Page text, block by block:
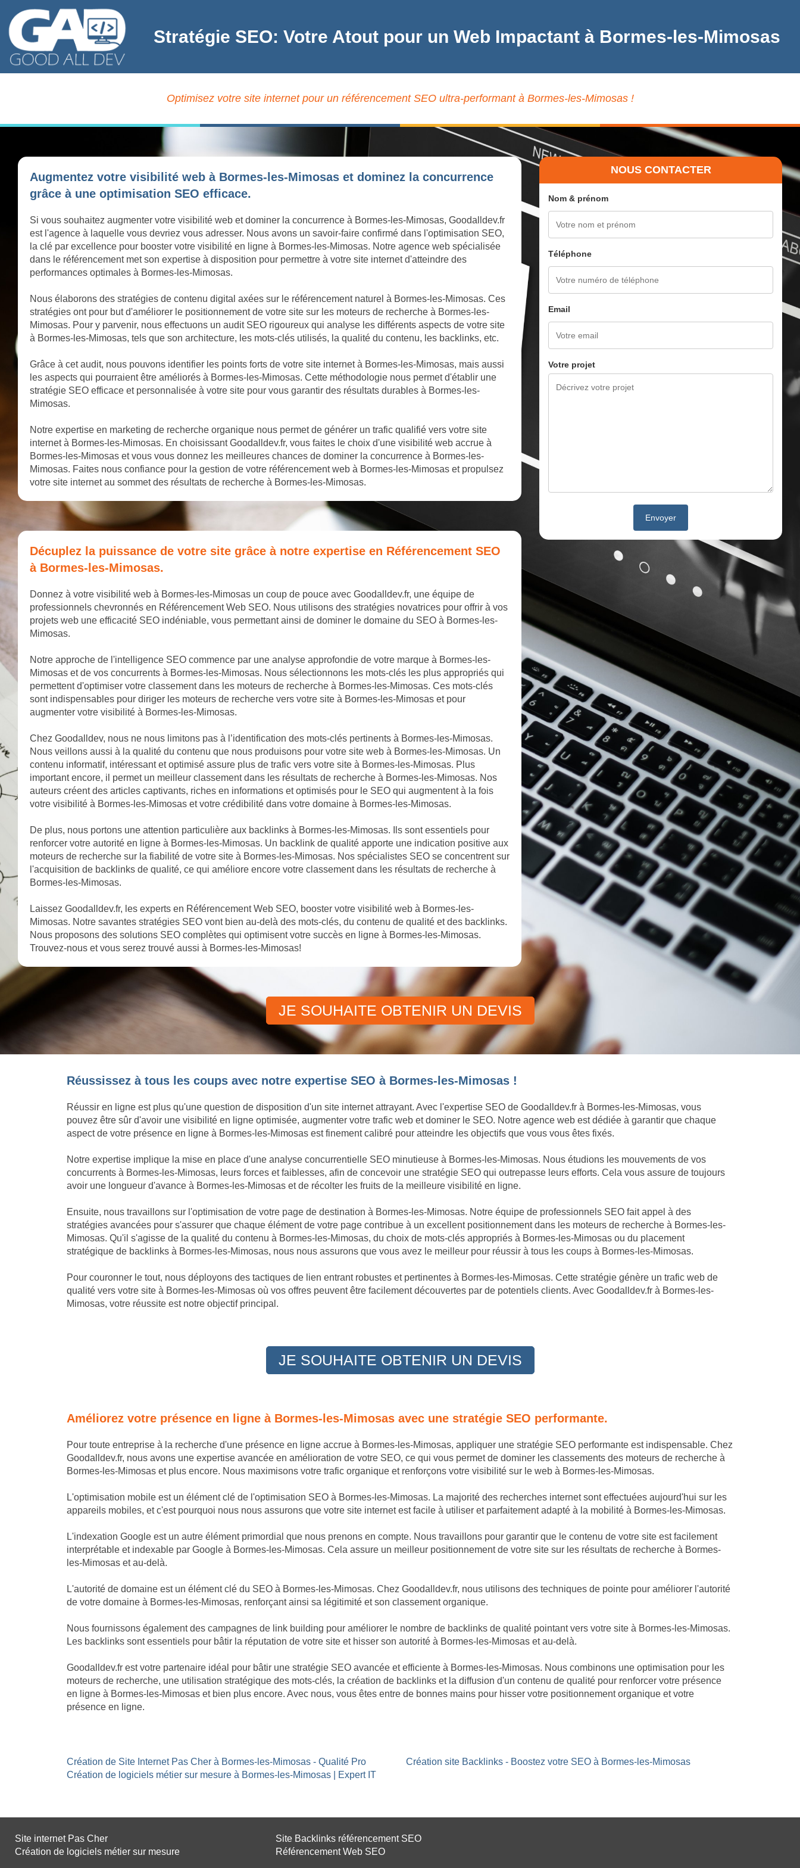
Stratégie SEO: Votre Atout pour un Web Impactant à Bormes-les-Mimosas
Optimisez votre site internet pour un référencement SEO ultra-performant à Bormes-les-Mimosas !
Augmentez votre visibilité web à Bormes-les-Mimosas et dominez la concurrence
grâce à une optimisation SEO efficace.
Si vous souhaitez augmenter votre visibilité web et dominer la concurrence à Bormes-les-Mimosas, Goodalldev.fr
est l'agence à laquelle vous devriez vous adresser. Nous avons un savoir-faire confirmé dans l'optimisation SEO,
la clé par excellence pour booster votre visibilité en ligne à Bormes-les-Mimosas. Notre agence web spécialisée
dans le référencement met son expertise à disposition pour permettre à votre site internet d'atteindre des
performances optimales à Bormes-les-Mimosas.
Nous élaborons des stratégies de contenu digital axées sur le référencement naturel à Bormes-les-Mimosas. Ces
stratégies ont pour but d'améliorer le positionnement de votre site sur les moteurs de recherche à Bormes-les-
Mimosas. Pour y parvenir, nous effectuons un audit SEO rigoureux qui analyse les différents aspects de votre site
à Bormes-les-Mimosas, tels que son architecture, les mots-clés utilisés, la qualité du contenu, les backlinks, etc.
Grâce à cet audit, nous pouvons identifier les points forts de votre site internet à Bormes-les-Mimosas, mais aussi
les aspects qui pourraient être améliorés à Bormes-les-Mimosas. Cette méthodologie nous permet d'établir une
stratégie SEO efficace et personnalisée à votre site pour vous garantir des résultats durables à Bormes-les-
Mimosas.
Notre expertise en marketing de recherche organique nous permet de générer un trafic qualifié vers votre site
internet à Bormes-les-Mimosas. En choisissant Goodalldev.fr, vous faites le choix d'une visibilité web accrue à
Bormes-les-Mimosas et vous vous donnez les meilleures chances de dominer la concurrence à Bormes-les-
Mimosas. Faites nous confiance pour la gestion de votre référencement web à Bormes-les-Mimosas et propulsez
votre site internet au sommet des résultats de recherche à Bormes-les-Mimosas.
Décuplez la puissance de votre site grâce à notre expertise en Référencement SEO
à Bormes-les-Mimosas.
Donnez à votre visibilité web à Bormes-les-Mimosas un coup de pouce avec Goodalldev.fr, une équipe de
professionnels chevronnés en Référencement Web SEO. Nous utilisons des stratégies novatrices pour offrir à vos
projets web une efficacité SEO indéniable, vous permettant ainsi de dominer le domaine du SEO à Bormes-les-
Mimosas.
Notre approche de l'intelligence SEO commence par une analyse approfondie de votre marque à Bormes-les-
Mimosas et de vos concurrents à Bormes-les-Mimosas. Nous sélectionnons les mots-clés les plus appropriés qui
permettent d'optimiser votre classement dans les moteurs de recherche à Bormes-les-Mimosas. Ces mots-clés
sont indispensables pour diriger les moteurs de recherche vers votre site à Bormes-les-Mimosas et pour
augmenter votre visibilité à Bormes-les-Mimosas.
Chez Goodalldev, nous ne nous limitons pas à l’identification des mots-clés pertinents à Bormes-les-Mimosas.
Nous veillons aussi à la qualité du contenu que nous produisons pour votre site web à Bormes-les-Mimosas. Un
contenu informatif, intéressant et optimisé assure plus de trafic vers votre site à Bormes-les-Mimosas. Plus
important encore, il permet un meilleur classement dans les résultats de recherche à Bormes-les-Mimosas. Nos
auteurs créent des articles captivants, riches en informations et optimisés pour le SEO qui augmentent à la fois
votre visibilité à Bormes-les-Mimosas et votre crédibilité dans votre domaine à Bormes-les-Mimosas.
De plus, nous portons une attention particulière aux backlinks à Bormes-les-Mimosas. Ils sont essentiels pour
renforcer votre autorité en ligne à Bormes-les-Mimosas. Un backlink de qualité apporte une indication positive aux
moteurs de recherche sur la fiabilité de votre site à Bormes-les-Mimosas. Nos spécialistes SEO se concentrent sur
l'acquisition de backlinks de qualité, ce qui améliore encore votre classement dans les résultats de recherche à
Bormes-les-Mimosas.
Laissez Goodalldev.fr, les experts en Référencement Web SEO, booster votre visibilité web à Bormes-les-
Mimosas. Notre savantes stratégies SEO vont bien au-delà des mots-clés, du contenu de qualité et des backlinks.
Nous proposons des solutions SEO complètes qui optimisent votre succès en ligne à Bormes-les-Mimosas.
Trouvez-nous et vous serez trouvé aussi à Bormes-les-Mimosas!
NOUS CONTACTER
Nom & prénom
Téléphone
Email
Votre projet
JE SOUHAITE OBTENIR UN DEVIS
Réussissez à tous les coups avec notre expertise SEO à Bormes-les-Mimosas !
Réussir en ligne est plus qu'une question de disposition d'un site internet attrayant. Avec l'expertise SEO de Goodalldev.fr à Bormes-les-Mimosas, vous
pouvez être sûr d'avoir une visibilité en ligne optimisée, augmenter votre trafic web et dominer le SEO. Notre agence web est dédiée à garantir que chaque
aspect de votre présence en ligne à Bormes-les-Mimosas est finement calibré pour atteindre les objectifs que vous vous êtes fixés.
Notre expertise implique la mise en place d'une analyse concurrentielle SEO minutieuse à Bormes-les-Mimosas. Nous étudions les mouvements de vos
concurrents à Bormes-les-Mimosas, leurs forces et faiblesses, afin de concevoir une stratégie SEO qui outrepasse leurs efforts. Cela vous assure de toujours
avoir une longueur d'avance à Bormes-les-Mimosas et de récolter les fruits de la meilleure visibilité en ligne.
Ensuite, nous travaillons sur l'optimisation de votre page de destination à Bormes-les-Mimosas. Notre équipe de professionnels SEO fait appel à des
stratégies avancées pour s'assurer que chaque élément de votre page contribue à un excellent positionnement dans les moteurs de recherche à Bormes-les-
Mimosas. Qu'il s'agisse de la qualité du contenu à Bormes-les-Mimosas, du choix de mots-clés appropriés à Bormes-les-Mimosas ou du placement
stratégique de backlinks à Bormes-les-Mimosas, nous nous assurons que vous avez le meilleur pour réussir à tous les coups à Bormes-les-Mimosas.
Pour couronner le tout, nous déployons des tactiques de lien entrant robustes et pertinentes à Bormes-les-Mimosas. Cette stratégie génère un trafic web de
qualité vers votre site à Bormes-les-Mimosas où vos offres peuvent être facilement découvertes par de potentiels clients. Avec Goodalldev.fr à Bormes-les-
Mimosas, votre réussite est notre objectif principal.
JE SOUHAITE OBTENIR UN DEVIS
Améliorez votre présence en ligne à Bormes-les-Mimosas avec une stratégie SEO performante.
Pour toute entreprise à la recherche d'une présence en ligne accrue à Bormes-les-Mimosas, appliquer une stratégie SEO performante est indispensable. Chez
Goodalldev.fr, nous avons une expertise avancée en amélioration de votre SEO, ce qui vous permet de dominer les classements des moteurs de recherche à
Bormes-les-Mimosas et plus encore. Nous maximisons votre trafic organique et renforçons votre visibilité sur le web à Bormes-les-Mimosas.
L'optimisation mobile est un élément clé de l'optimisation SEO à Bormes-les-Mimosas. La majorité des recherches internet sont effectuées aujourd'hui sur les
appareils mobiles, et c'est pourquoi nous nous assurons que votre site internet est facile à utiliser et parfaitement adapté à la mobilité à Bormes-les-Mimosas.
L'indexation Google est un autre élément primordial que nous prenons en compte. Nous travaillons pour garantir que le contenu de votre site est facilement
interprétable et indexable par Google à Bormes-les-Mimosas. Cela assure un meilleur positionnement de votre site sur les résultats de recherche à Bormes-
les-Mimosas et au-delà.
L'autorité de domaine est un élément clé du SEO à Bormes-les-Mimosas. Chez Goodalldev.fr, nous utilisons des techniques de pointe pour améliorer l'autorité
de votre domaine à Bormes-les-Mimosas, renforçant ainsi sa légitimité et son classement organique.
Nous fournissons également des campagnes de link building pour améliorer le nombre de backlinks de qualité pointant vers votre site à Bormes-les-Mimosas.
Les backlinks sont essentiels pour bâtir la réputation de votre site et hisser son autorité à Bormes-les-Mimosas et au-delà.
Goodalldev.fr est votre partenaire idéal pour bâtir une stratégie SEO avancée et efficiente à Bormes-les-Mimosas. Nous combinons une optimisation pour les
moteurs de recherche, une utilisation stratégique des mots-clés, la création de backlinks et la diffusion d'un contenu de qualité pour renforcer votre présence
en ligne à Bormes-les-Mimosas et bien plus encore. Avec nous, vous êtes entre de bonnes mains pour hisser votre positionnement organique et votre
présence en ligne.
Création de Site Internet Pas Cher à Bormes-les-Mimosas - Qualité Pro
Création de logiciels métier sur mesure à Bormes-les-Mimosas | Expert IT
Création site Backlinks - Boostez votre SEO à Bormes-les-Mimosas
Site internet Pas Cher
Création de logiciels métier sur mesure
Site Backlinks référencement SEO
Référencement Web SEO